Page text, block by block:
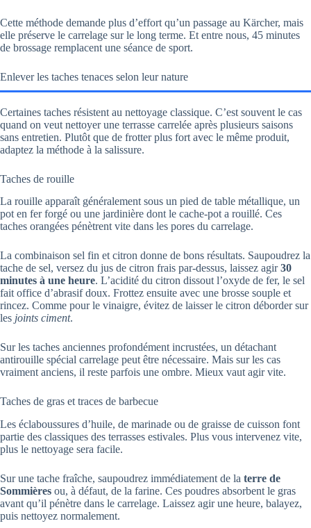
Cette méthode demande plus d’effort qu’un passage au Kärcher, mais
elle préserve le carrelage sur le long terme. Et entre nous, 45 minutes
de brossage remplacent une séance de sport.
Enlever les taches tenaces selon leur nature
Certaines taches résistent au nettoyage classique. C’est souvent le cas
quand on veut nettoyer une terrasse carrelée après plusieurs saisons
sans entretien. Plutôt que de frotter plus fort avec le même produit,
adaptez la méthode à la salissure.
Taches de rouille
La rouille apparaît généralement sous un pied de table métallique, un
pot en fer forgé ou une jardinière dont le cache-pot a rouillé. Ces
taches orangées pénètrent vite dans les pores du carrelage.
La combinaison sel fin et citron donne de bons résultats. Saupoudrez la
tache de sel, versez du jus de citron frais par-dessus, laissez agir30
minutes à une heure. L’acidité du citron dissout l’oxyde de fer, le sel
fait office d’abrasif doux. Frottez ensuite avec une brosse souple et
rincez. Comme pour le vinaigre, évitez de laisser le citron déborder sur
les joints ciment.
Sur les taches anciennes profondément incrustées, un détachant
antirouille spécial carrelage peut être nécessaire. Mais sur les cas
vraiment anciens, il reste parfois une ombre. Mieux vaut agir vite.
Taches de gras et traces de barbecue
Les éclaboussures d’huile, de marinade ou de graisse de cuisson font
partie des classiques des terrasses estivales. Plus vous intervenez vite,
plus le nettoyage sera facile.
Sur une tache fraîche, saupoudrez immédiatement de la terre de
Sommières ou, à défaut, de la farine. Ces poudres absorbent le gras
avant qu’il pénètre dans le carrelage. Laissez agir une heure, balayez,
puis nettoyez normalement.